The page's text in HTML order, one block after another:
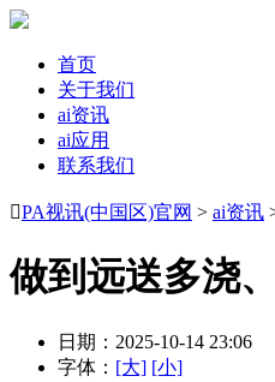
首页
关于我们
ai资讯
ai应用
联系我们
PA视讯(中国区)官网 > ai资讯
做到远送多浇
日期：2025-10-14 23:06
字体： [大] [小]